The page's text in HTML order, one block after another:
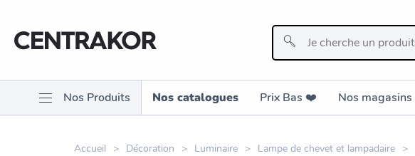
Nos Produits Nos catalogues Prix Bas ❤️️ Nos magasins
Accueil Décoration Luminaire Lampe de chevet et lampadaire